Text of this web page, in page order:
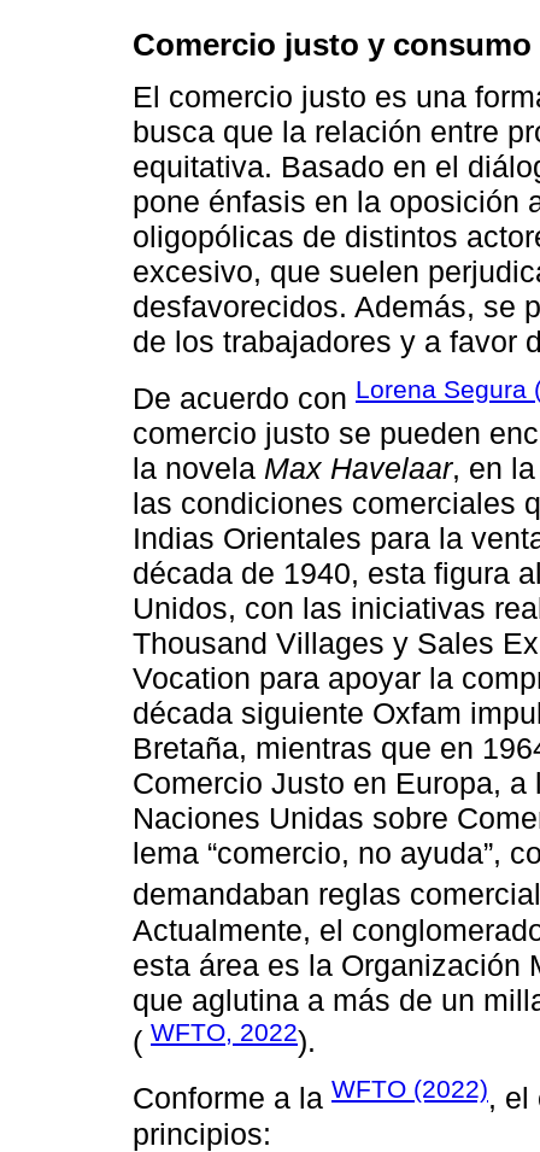
Comercio justo y consumo
El comercio justo es una
busca que la relación entre
equitativa. Basado en el
pone énfasis en la oposición
oligopólicas de distintos
excesivo, que suelen
desfavorecidos. Además, se
de los trabajadores y a favor
De acuerdo con Lorena Segura
comercio justo se pueden
la novela Max Havelaar, en
las condiciones comerciales
Indias Orientales para la
década de 1940, esta figura
Unidos, con las iniciativas
Thousand Villages y Sales
Vocation para apoyar la
década siguiente Oxfam
Bretaña, mientras que en
Comercio Justo en Europa,
Naciones Unidas sobre
lema “comercio, no ayuda”,
demandaban reglas
Actualmente, el
esta área es la Organización
que aglutina a más de un
( WFTO, 2022).
Conforme a la WFTO (2022), el
principios: